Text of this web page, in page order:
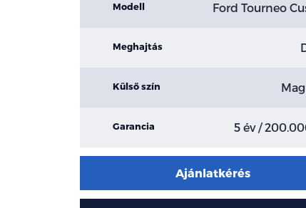
Modell Ford Tourneo
Meghajtás
Külső szín
Garancia 5 év /
Ajánlatkérés